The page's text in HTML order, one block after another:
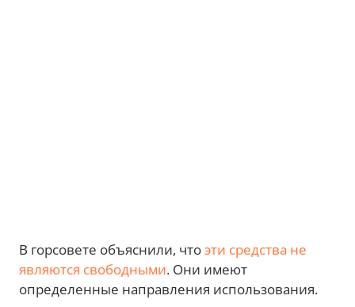
В горсовете объяснили, чтоэти средства не
являются свободными. Они имеют
определенные направления использования.